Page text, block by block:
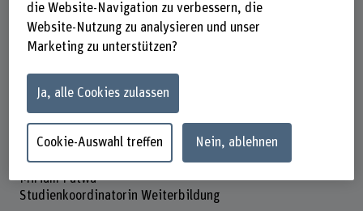
Miriam Patwa
Studienkoordinatorin Weiterbildung
die Website-Navigation zu verbessern, die
Website-Nutzung zu analysieren und unser
Marketing zu unterstützen?
Ja, alle Cookies zulassen
Cookie-Auswahl treffen Nein, ablehnen